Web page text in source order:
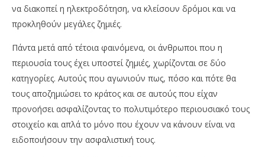
22
Φεβρουαρίου,
2024
Cyprus
Insurance
News
Team
να διακοπεί η ηλεκτροδότηση, να κλείσουν δρόμοι και να
προκληθούν μεγάλες ζημιές.
Πάντα μετά από τέτοια φαινόμενα, οι άνθρωποι που η
περιουσία τους έχει υποστεί ζημιές, χωρίζονται σε δύο
κατηγορίες. Αυτούς που αγωνιούν πως, πόσο και πότε θα
τους αποζημιώσει το κράτος και σε αυτούς που είχαν
προνοήσει ασφαλίζοντας το πολυτιμότερο περιουσιακό τους
στοιχείο και απλά το μόνο που έχουν να κάνουν είναι να
ειδοποιήσουν την ασφαλιστική τους.